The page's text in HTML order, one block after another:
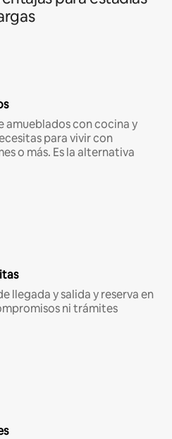
con cocina y
para vivir con
o más. Es la alternativa
llegada y salida y reserva en
ni trámites